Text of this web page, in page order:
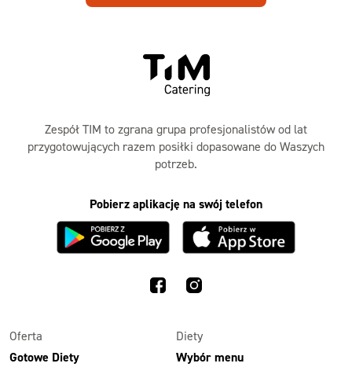
Zespół TIM to zgrana grupa profesjonalistów od lat
przygotowujących razem posiłki dopasowane do Waszych
potrzeb.
Pobierz aplikację na swój telefon
Oferta
Gotowe Diety
Diety
Wybór menu